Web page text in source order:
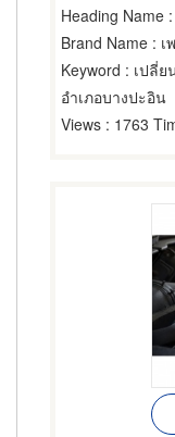
Heading Name
Brand Name : เ
Keyword : เปลี่ย
อำเภอบางปะอิน
Views : 1763